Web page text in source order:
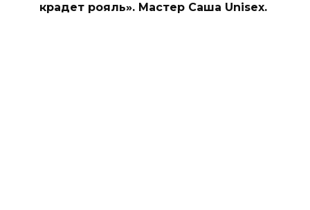
крадет рояль». Мастер Саша Unisex.